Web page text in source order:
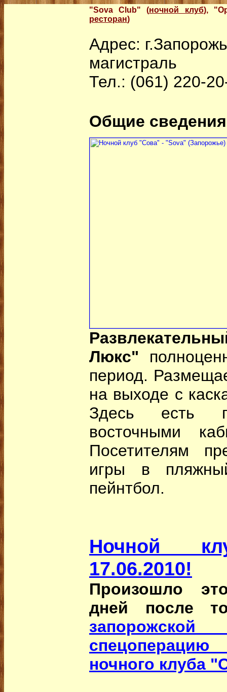
"Sova Club" (ночной клуб),
ресторан)
Адрес:
магистраль
Тел.: (061) 220-
Общие
Люкс"
период.
на выходе с
Здесь есть
восточными
Посетителям
игры в
пейнтбол.
Ночной
17.06.2010!
Произошло
дней после
ночного клуба